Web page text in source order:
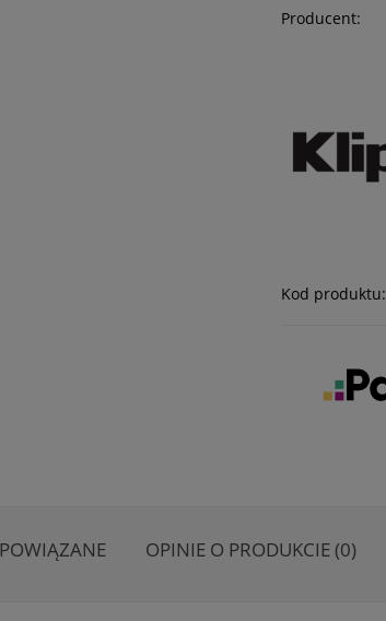
Producent:
Kod produktu:
OPINIE O PRODUKCIE (0)